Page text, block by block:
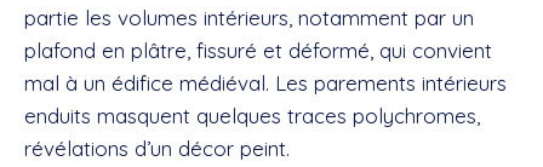
partie les volumes intérieurs, notamment par un
plafond en plâtre, fissuré et déformé, qui convient
mal à un édifice médiéval. Les parements intérieurs
enduits masquent quelques traces polychromes,
révélations d’un décor peint.